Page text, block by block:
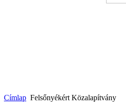
Címlap Felsőnyékért Közalapítvány